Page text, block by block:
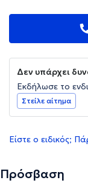
Δεν υπάρχει
Εκδήλωσε το
Στείλε αίτημα
Είστε ο ειδικός;
Πρόσβαση